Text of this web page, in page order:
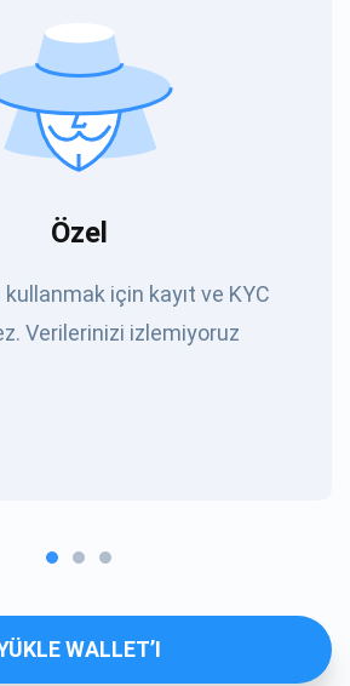
Özel
kullanmak için kayıt ve KYC
Verilerinizi izlemiyoruz
WALLET’I